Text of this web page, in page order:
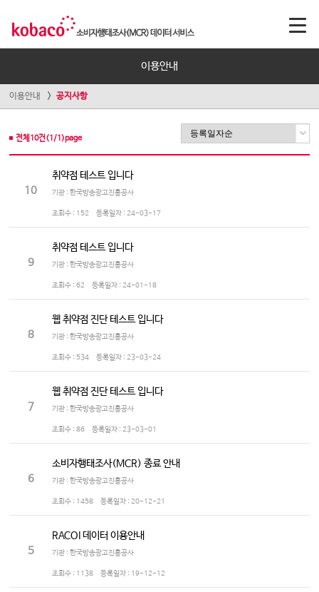
이용안내
이용안내 공지사항
전체 10건(1 /1 )page
10
취약점 테스트 입니다
기관 : 한국방송광고진흥공사
조회수 : 152 등록일자 : 24-03-17
9
취약점 테스트 입니다
기관 : 한국방송광고진흥공사
조회수 : 62 등록일자 : 24-01-18
8
웹 취약점 진단 테스트 입니다
기관 : 한국방송광고진흥공사
조회수 : 534 등록일자 : 23-03-24
7
웹 취약점 진단 테스트 입니다
기관 : 한국방송광고진흥공사
조회수 : 86 등록일자 : 23-03-01
6
소비자행태조사(MCR) 종료 안내
기관 : 한국방송광고진흥공사
조회수 : 1458 등록일자 : 20-12-21
5
RACOI 데이터 이용안내
기관 : 한국방송광고진흥공사
조회수 : 1138 등록일자 : 19-12-12